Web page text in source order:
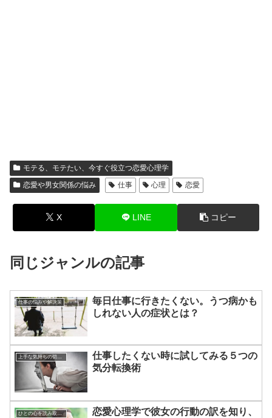
モテる、モテたい、今すぐ役立つ恋愛心理学
恋愛や男女関係の悩み
仕事 心理 恋愛
X LINE コピー
同じジャンルの記事
仕事の悩みや解決策
毎日仕事に行きたくない。うつ病かも
しれない人の症状とは？
上手な気持ちの切り替えかた
仕事したくない時に試してみる５つの
気分転換術
恋愛心理学で彼女の行動の訳を知り、